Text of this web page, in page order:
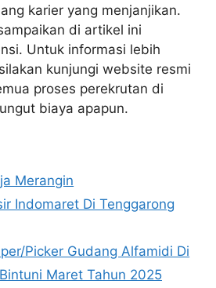
karier yang menjanjikan.
di artikel ini
Untuk informasi lebih
kunjungi website resmi
proses perekrutan di
biaya apapun.
Merangin
Indomaret Di Tenggarong
Picker Gudang Alfamidi Di
Maret Tahun 2025